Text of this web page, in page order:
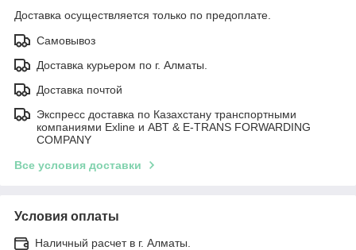
Доставка осуществляется только по предоплате.
Самовывоз
Доставка курьером по г. Алматы.
Доставка почтой
Экспресс доставка по Казахстану транспортными
компаниями Exline и ABT & E-TRANS FORWARDING
COMPANY
Все условия доставки
Условия оплаты
Наличный расчет в г. Алматы.